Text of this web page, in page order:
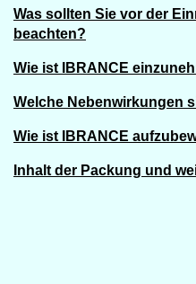
Was sollten Sie vor der
beachten?
Wie ist IBRANCE
Welche Nebenwirkungen
Wie ist IBRANCE
Inhalt der Packung und